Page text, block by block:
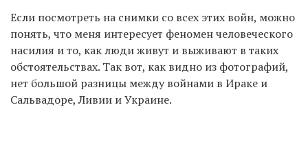
Если посмотреть на снимки со всех этих войн, можно
понять, что меня интересует феномен человеческого
насилия и то, как люди живут и выживают в таких
обстоятельствах. Так вот, как видно из фотографий,
нет большой разницы между войнами в Ираке и
Сальвадоре, Ливии и Украине.